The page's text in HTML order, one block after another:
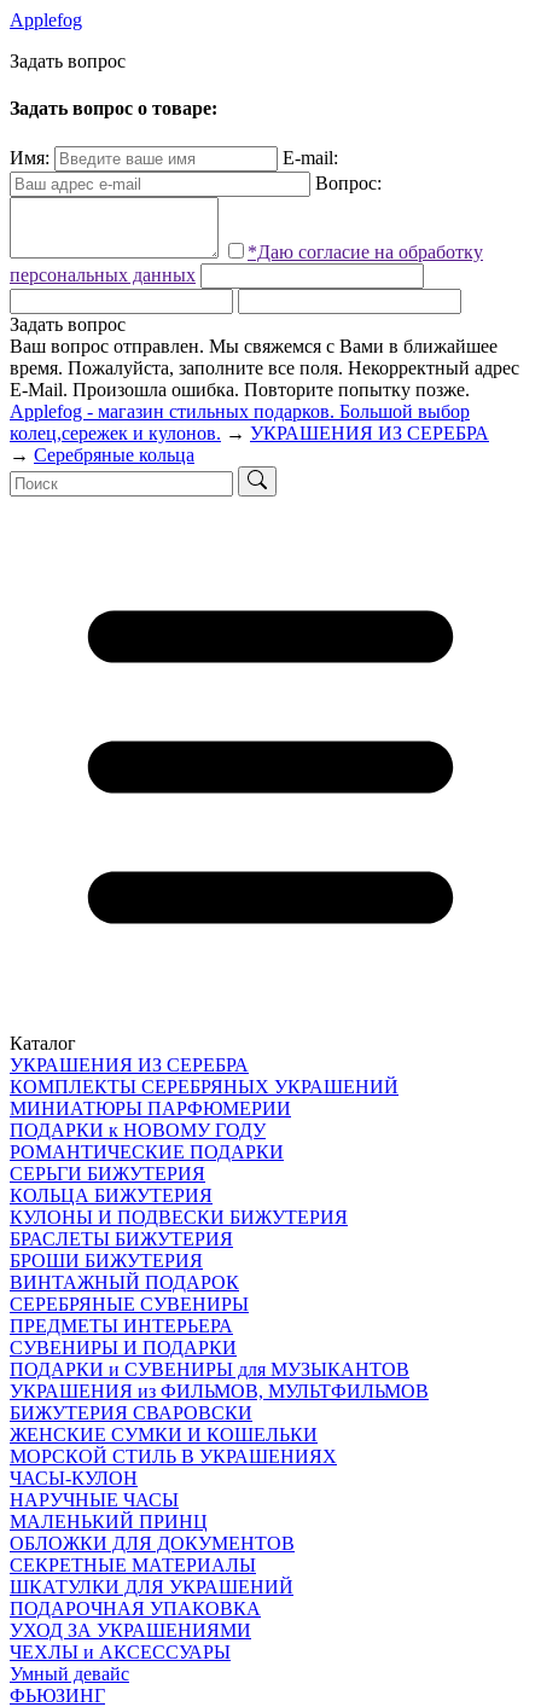
Applefog
Задать вопрос
Задать вопрос о товаре:
Имя:
E-mail:
Вопрос:
*Даю согласие на обработку
персональных данных
Задать вопрос
Ваш вопрос отправлен. Мы свяжемся с Вами в ближайшее
время. Пожалуйста, заполните все поля. Некорректный адрес
E-Mail. Произошла ошибка. Повторите попытку позже.
Applefog - магазин стильных подарков. Большой выбор
колец,сережек и кулонов. → УКРАШЕНИЯ ИЗ СЕРЕБРА
→ Серебряные кольца
Каталог
УКРАШЕНИЯ ИЗ СЕРЕБРА
КОМПЛЕКТЫ СЕРЕБРЯНЫХ УКРАШЕНИЙ
МИНИАТЮРЫ ПАРФЮМЕРИИ
ПОДАРКИ к НОВОМУ ГОДУ
РОМАНТИЧЕСКИЕ ПОДАРКИ
СЕРЬГИ БИЖУТЕРИЯ
КОЛЬЦА БИЖУТЕРИЯ
КУЛОНЫ И ПОДВЕСКИ БИЖУТЕРИЯ
БРАСЛЕТЫ БИЖУТЕРИЯ
БРОШИ БИЖУТЕРИЯ
ВИНТАЖНЫЙ ПОДАРОК
СЕРЕБРЯНЫЕ СУВЕНИРЫ
ПРЕДМЕТЫ ИНТЕРЬЕРА
СУВЕНИРЫ И ПОДАРКИ
ПОДАРКИ и СУВЕНИРЫ для МУЗЫКАНТОВ
УКРАШЕНИЯ из ФИЛЬМОВ, МУЛЬТФИЛЬМОВ
БИЖУТЕРИЯ СВАРОВСКИ
ЖЕНСКИЕ СУМКИ И КОШЕЛЬКИ
МОРСКОЙ СТИЛЬ В УКРАШЕНИЯХ
ЧАСЫ-КУЛОН
НАРУЧНЫЕ ЧАСЫ
МАЛЕНЬКИЙ ПРИНЦ
ОБЛОЖКИ ДЛЯ ДОКУМЕНТОВ
СЕКРЕТНЫЕ МАТЕРИАЛЫ
ШКАТУЛКИ ДЛЯ УКРАШЕНИЙ
ПОДАРОЧНАЯ УПАКОВКА
УХОД ЗА УКРАШЕНИЯМИ
ЧEХЛЫ и АКСЕССУАРЫ
Умный девайс
ФЬЮЗИНГ